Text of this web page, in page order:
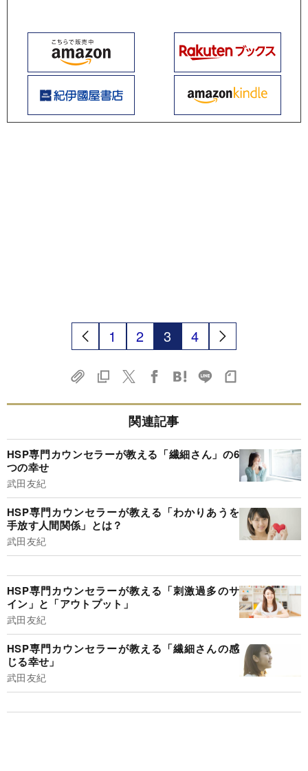
1 2 3 4
関連記事
HSP専門カウンセラーが教える「繊細さん」の6
つの幸せ
武田友紀
HSP専門カウンセラーが教える「わかりあうを
手放す人間関係」とは？
武田友紀
HSP専門カウンセラーが教える「刺激過多のサ
イン」と「アウトプット」
武田友紀
HSP専門カウンセラーが教える「繊細さんの感
じる幸せ」
武田友紀